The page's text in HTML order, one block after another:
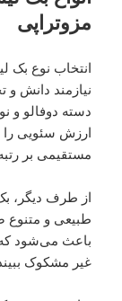
مزوتراپی
انتخاب نوع بک
نیازمند دانش
دسته دوفالو و
ارزش سئویی را
مستقیمی بر
از طرف دیگر، بک
طبیعی و متنوع
باعث می‌شود
غیر مشکوک